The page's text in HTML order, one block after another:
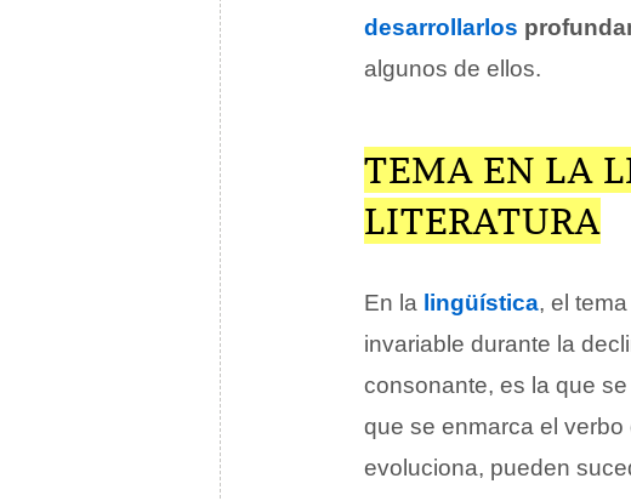
desarrollarlos
algunos de ellos.
TEMA EN LA
LITERATURA
En la lingüística, el tema
invariable durante la
consonante, es la que
que se enmarca el
evoluciona, pueden